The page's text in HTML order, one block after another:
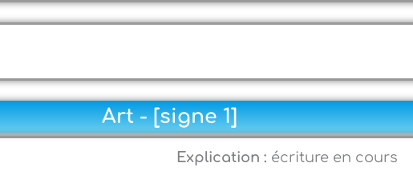
Art - [signe 1]
Explication : écriture en cours